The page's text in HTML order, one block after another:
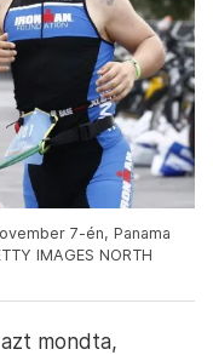
7-én, Panama
IMAGES NORTH
mondta,